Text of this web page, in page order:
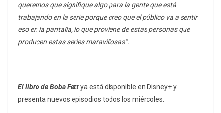
queremos que signifique algo para la gente que está
trabajando en la serie porque creo que el público va a sentir
eso en la pantalla, lo que proviene de estas personas que
producen estas series maravillosas”.
El libro de Boba Fettya está disponible en Disney+ y
presenta nuevos episodios todos los miércoles.